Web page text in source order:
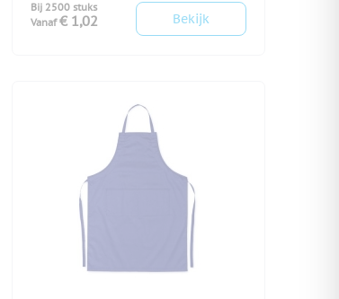
Bij 2500 stuks
Vanaf € 1,02 Bekijk